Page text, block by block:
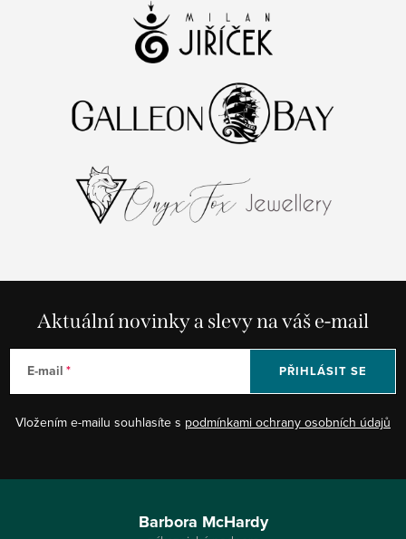
Aktuální novinky a slevy na váš e-mail
E-mail
Vložením e-mailu souhlasíte s podmínkami ochrany osobních údajů
PŘIHLÁSIT SE
Barbora McHardy